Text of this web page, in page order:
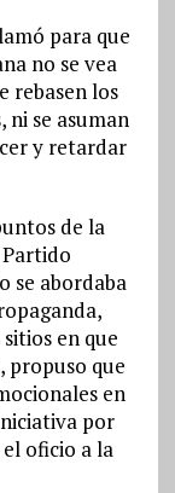
para que
no se vea
rebasen los
se asuman
y retardar
de la
se abordaba
en que
propuso que
en
por
oficio a la